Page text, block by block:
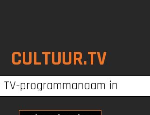
CULTUUR.TV